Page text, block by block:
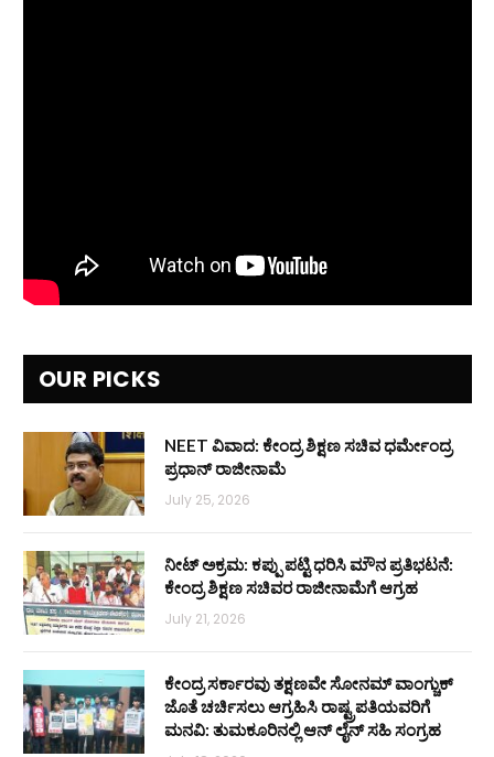
OUR PICKS
NEET ವಿವಾದ: ಕೇಂದ್ರ ಶಿಕ್ಷಣ ಸಚಿವ ಧರ್ಮೇಂದ್ರ
ಪ್ರಧಾನ್ ರಾಜೀನಾಮೆ
July 25, 2026
ನೀಟ್ ಅಕ್ರಮ: ಕಪ್ಪು ಪಟ್ಟಿ ಧರಿಸಿ ಮೌನ ಪ್ರತಿಭಟನೆ:
ಕೇಂದ್ರ ಶಿಕ್ಷಣ ಸಚಿವರ ರಾಜೀನಾಮೆಗೆ ಆಗ್ರಹ
July 21, 2026
ಕೇಂದ್ರ ಸರ್ಕಾರವು ತಕ್ಷಣವೇ ಸೋನಮ್ ವಾಂಗ್ಚುಕ್
ಜೊತೆ ಚರ್ಚಿಸಲು ಆಗ್ರಹಿಸಿ ರಾಷ್ಟ್ರಪತಿಯವರಿಗೆ
ಮನವಿ: ತುಮಕೂರಿನಲ್ಲಿ ಆನ್‌ ಲೈನ್ ಸಹಿ ಸಂಗ್ರಹ